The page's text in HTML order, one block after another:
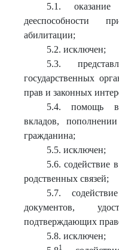
5.1.
дееспособности
абилитации;
5.2. исключен;
5.3.
государственных
прав и законных
5.4. помощь в
вкладов,
гражданина;
5.5. исключен;
5.6. содействие
родственных связей;
5.7.
документов,
подтверждающих
5.8. исключен;
1